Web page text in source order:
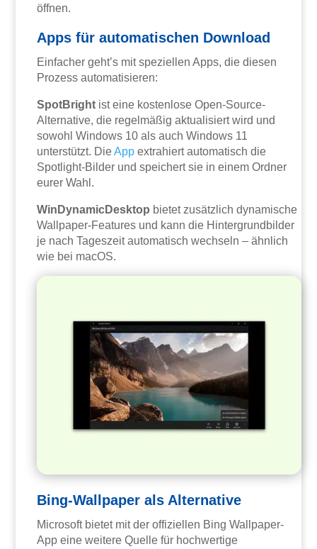
öffnen.
Apps für automatischen Download
Einfacher geht’s mit speziellen Apps, die diesen
Prozess automatisieren:
SpotBright ist eine kostenlose Open-Source-
Alternative, die regelmäßig aktualisiert wird und
sowohl Windows 10 als auch Windows 11
unterstützt. DieApp extrahiert automatisch die
Spotlight-Bilder und speichert sie in einem Ordner
eurer Wahl.
WinDynamicDesktop bietet zusätzlich dynamische
Wallpaper-Features und kann die Hintergrundbilder
je nach Tageszeit automatisch wechseln – ähnlich
wie bei macOS.
Bing-Wallpaper als Alternative
Microsoft bietet mit der offiziellen Bing Wallpaper-
App eine weitere Quelle für hochwertige